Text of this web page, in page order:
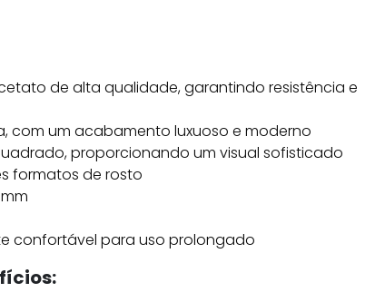
de alta qualidade, garantindo resistência e
com um acabamento luxuoso e moderno
proporcionando um visual sofisticado
formatos de rosto
confortável para uso prolongado